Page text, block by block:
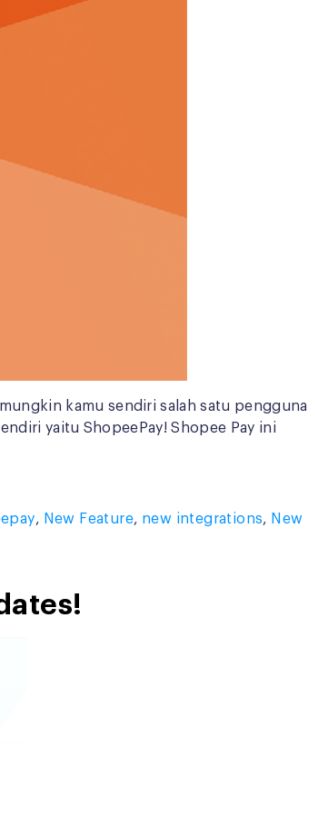
kamu sendiri salah satu pengguna
yaitu ShopeePay! Shopee Pay ini
, New Feature, new integrations, New